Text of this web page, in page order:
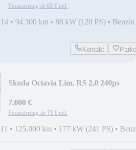
Finanzierung ab 63 € mtl.
• 94.300 km • 88 kW (120 PS) • Benzin
Kontakt
Skoda Octavia Lim. RS 2,0 240ps
7.000 €
Finanzierung ab 73 € mtl.
• 125.000 km • 177 kW (241 PS) •